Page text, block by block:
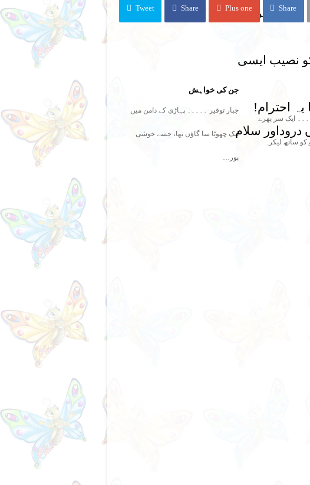
ہوئی میری
نصیب ایسی
یہ احترام!
سلام
Tweet Share Plus one Share
جن کی خواہش
جبار توقیر ۔۔۔۔۔ پہاڑی کے دامن میں
ایک چھوٹا سا گاؤں تھا، جسے خوشی
پور…
ایک سر پھرے
کو ساتھ لیکر